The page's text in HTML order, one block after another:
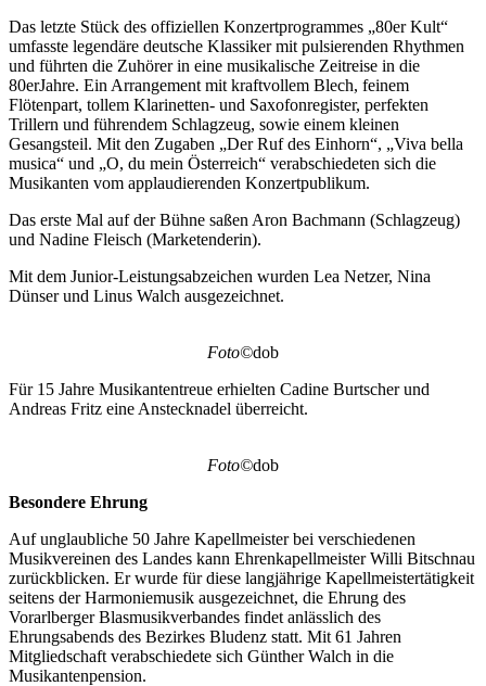
Das letzte Stück des offiziellen Konzertprogrammes „80er Kult“
umfasste legendäre deutsche Klassiker mit pulsierenden Rhythmen
und führten die Zuhörer in eine musikalische Zeitreise in die
80erJahre. Ein Arrangement mit kraftvollem Blech, feinem
Flötenpart, tollem Klarinetten- und Saxofonregister, perfekten
Trillern und führendem Schlagzeug, sowie einem kleinen
Gesangsteil. Mit den Zugaben „Der Ruf des Einhorn“, „Viva bella
musica“ und „O, du mein Österreich“ verabschiedeten sich die
Musikanten vom applaudierenden Konzertpublikum.
Das erste Mal auf der Bühne saßen Aron Bachmann (Schlagzeug)
und Nadine Fleisch (Marketenderin).
Mit dem Junior-Leistungsabzeichen wurden Lea Netzer, Nina
Dünser und Linus Walch ausgezeichnet.
Foto©dob
Für 15 Jahre Musikantentreue erhielten Cadine Burtscher und
Andreas Fritz eine Anstecknadel überreicht.
Foto©dob
Besondere Ehrung
Auf unglaubliche 50 Jahre Kapellmeister bei verschiedenen
Musikvereinen des Landes kann Ehrenkapellmeister Willi Bitschnau
zurückblicken. Er wurde für diese langjährige Kapellmeistertätigkeit
seitens der Harmoniemusik ausgezeichnet, die Ehrung des
Vorarlberger Blasmusikverbandes findet anlässlich des
Ehrungsabends des Bezirkes Bludenz statt. Mit 61 Jahren
Mitgliedschaft verabschiedete sich Günther Walch in die
Musikantenpension.